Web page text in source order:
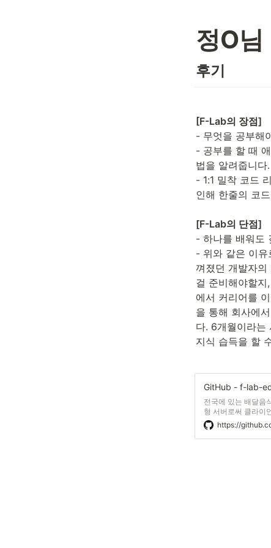
정O님
후기
[F-Lab의 장점]
- 무엇을 공부해
- 공부를 할 때
법을 알려줍니다.
- 1:1 밀착 코드
인해 한줄의 코
[F-Lab의 단점]
- 하나를 배워도
- 위와 같은 이유
껴졌던 개발자
걸 준비해야할
에서 커리어를
을 통해 회사에
다. 6개월이라는
지식 습득을 할
전국에 있는 배달음
형 서버로써 클라이
있도록 하고 있습니
Business Rule, 기술
github hook을 받아
https://